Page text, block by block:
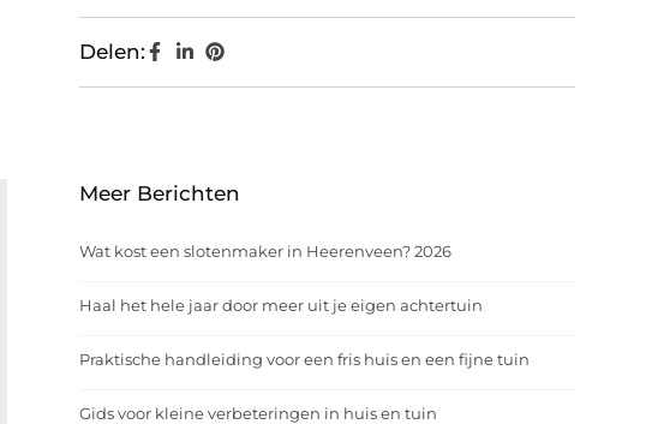
Delen:
Meer Berichten
Wat kost een slotenmaker in Heerenveen? 2026
Haal het hele jaar door meer uit je eigen achtertuin
Praktische handleiding voor een fris huis en een fijne tuin
Gids voor kleine verbeteringen in huis en tuin